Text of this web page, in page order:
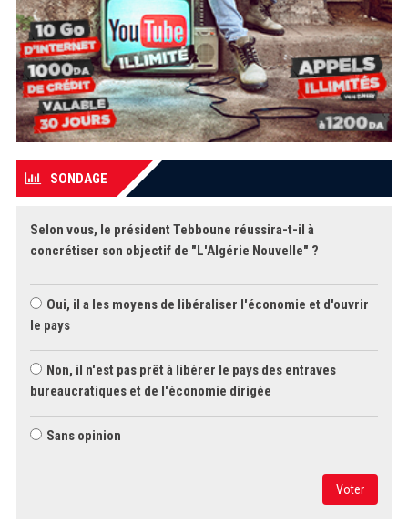
SONDAGE
Selon vous, le président Tebboune réussira-t-il à
concrétiser son objectif de "L'Algérie Nouvelle" ?
Oui, il a les moyens de libéraliser l'économie et d'ouvrir
le pays
Non, il n'est pas prêt à libérer le pays des entraves
bureaucratiques et de l'économie dirigée
Sans opinion
Voter